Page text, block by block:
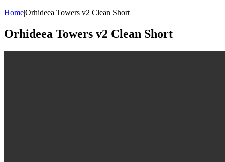
Home|Orhideea Towers v2 Clean Short
Orhideea Towers v2 Clean Short